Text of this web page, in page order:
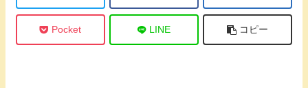
Pocket LINE コピー